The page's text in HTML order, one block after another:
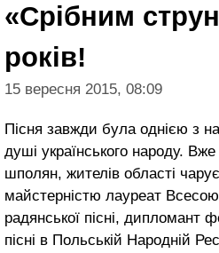
«Срібним
років!
15 вересня 2015, 08:09
Пісня завжди була однією з
душі українського народу.
шполян, жителів області
майстерністю лауреат
радянської пісні, дипломант
пісні в Польській Народній